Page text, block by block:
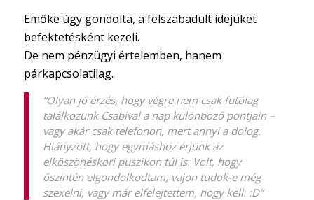
Emőke úgy gondolta, a felszabadult idejüket
befektetésként kezeli.
De nem pénzügyi értelemben, hanem
párkapcsolatilag.
“Olyan jó érzés, hogy végre nem csak futólag
találkozunk Csabival a nap különböző pontjain –
vagy akár csak telefonon, mert annyi a dolog.
Hiányzott, hogy egymáshoz érjünk az
elköszönéskori puszikon túl is. Volt, hogy
őszintén elgondolkodtam, vajon tudok-e még
szexelni, vagy már elfelejtettem, hogy kell. :D”